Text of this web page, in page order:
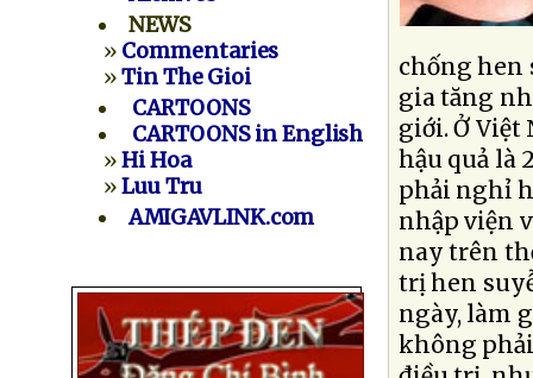
NEWS
» Commentaries
»Tin The Gioi
CARTOONS
CARTOONS in English
»Hi Hoa
»Luu Tru
AMIGAVLINK.com
chống hen
gia tăng
giới. Ở Việt
hậu quả là
phải nghỉ
nhập viện
nay trên
trị hen
ngày, làm
không